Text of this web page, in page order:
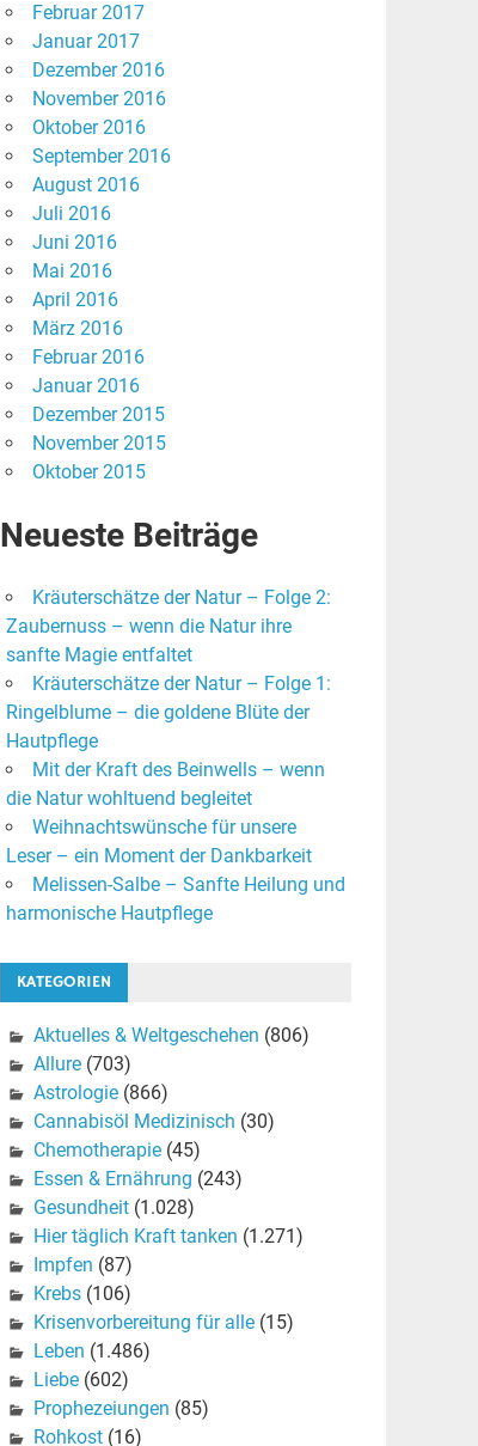
Februar 2017
Januar 2017
Dezember 2016
November 2016
Oktober 2016
September 2016
August 2016
Juli 2016
Juni 2016
Mai 2016
April 2016
März 2016
Februar 2016
Januar 2016
Dezember 2015
November 2015
Oktober 2015
Neueste Beiträge
Kräuterschätze der Natur – Folge 2:
Zaubernuss – wenn die Natur ihre
sanfte Magie entfaltet
Kräuterschätze der Natur – Folge 1:
Ringelblume – die goldene Blüte der
Hautpflege
Mit der Kraft des Beinwells – wenn
die Natur wohltuend begleitet
Weihnachtswünsche für unsere
Leser – ein Moment der Dankbarkeit
Melissen-Salbe – Sanfte Heilung und
harmonische Hautpflege
KATEGORIEN
Aktuelles & Weltgeschehen (806)
Allure(703)
Astrologie(866)
Cannabisöl Medizinisch (30)
Chemotherapie(45)
Essen & Ernährung (243)
Gesundheit(1.028)
Hier täglich Kraft tanken (1.271)
Impfen (87)
Krebs(106)
Krisenvorbereitung für alle(15)
Leben (1.486)
Liebe(602)
Prophezeiungen (85)
Rohkost(16)